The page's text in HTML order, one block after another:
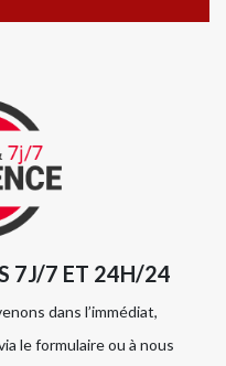
7J/7 ET 24H/24
dans l’immédiat,
le formulaire ou à nous